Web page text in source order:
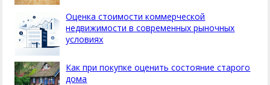
Оценка стоимости коммерческой
недвижимости в современных рыночных
условиях
Как при покупке оценить состояние старого
дома